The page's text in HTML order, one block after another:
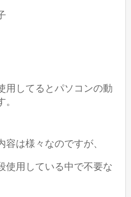
用してるとパソコンの動
は様々なのですが、
使用している中で不要な